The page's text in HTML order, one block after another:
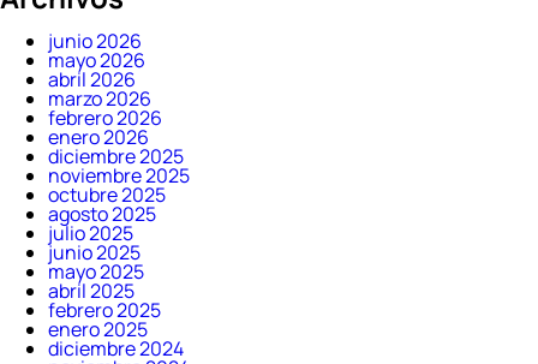
junio 2026
mayo 2026
abril 2026
marzo 2026
febrero 2026
enero 2026
diciembre 2025
noviembre 2025
octubre 2025
agosto 2025
julio 2025
junio 2025
mayo 2025
abril 2025
febrero 2025
enero 2025
diciembre 2024